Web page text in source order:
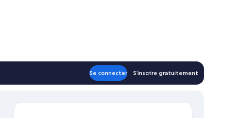
Se connecter S’inscrire gratuitement